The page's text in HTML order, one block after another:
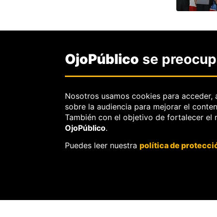
OjoPúblico se
Nosotros usamos cookies para
sobre la audiencia para mejorar el
También con el objetivo de fortalecer el
OjoPúblico.
Puedes leer nuestrapolítica de